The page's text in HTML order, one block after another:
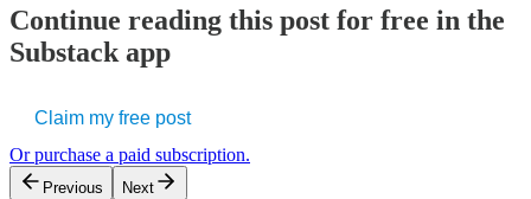
Continue reading this post for free in the
Substack app
Claim my free post
Or purchase a paid subscription.
Previous Next